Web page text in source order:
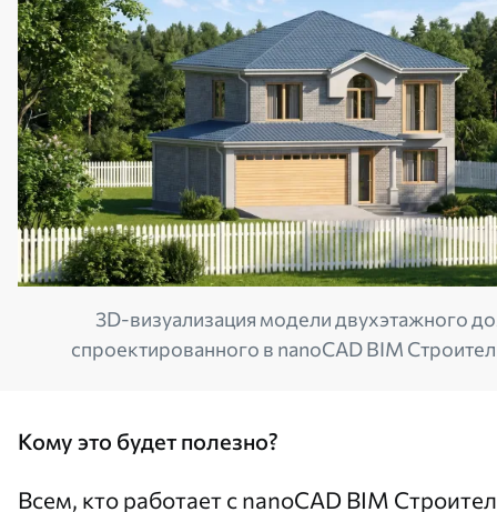
3D-визуализация модели двухэтажного
спроектированного в nanoCAD BIM
Кому это будет полезно?
Всем, кто работает с nanoCAD BIM